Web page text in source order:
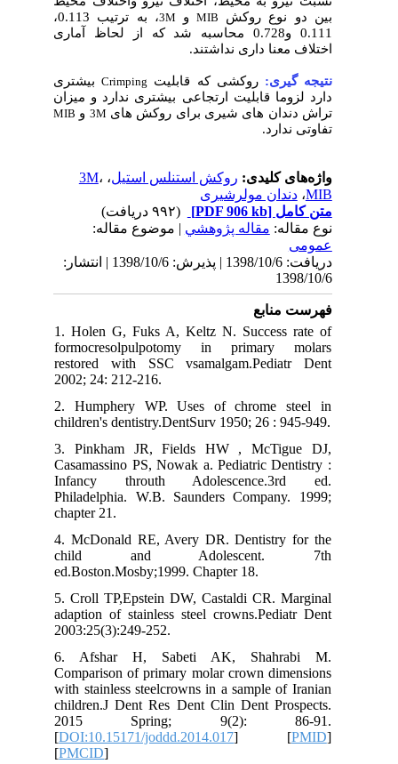
بین دو نوع روکش MIBو3M
، به ترتیب 0.113،
0.111 و0.728 محاسبه شد که از لحاظ آماری
اختلاف معنا داری نداشتند.
نتیجه گیری: روکشی که قابلیتCrimpingبیشتری
دارد لزوما قابلیت ارتجاعی بیشتری ندارد و میزان
تراش دندان های شیری برای روکش های3Mو MIB
تفاوتی ندارد.
واژه‌های کلیدی:روکش استنلس استیل، 3M،
MIB،دندان مولرشیری
متن کامل[PDF 906 kb]
نوع مقاله:مقاله پژوهشي| موضوع مقاله:
عمومى
دریافت: 1398/10/6 | پذیرش: 1398/10/6 | انتشار:
1398/10/6
فهرست منابع
1. Holen G, Fuks A, Keltz N. Success rate of
formocresolpulpotomy in primary molars
restored with SSC vsamalgam.Pediatr Dent
2002; 24: 212-216.
2. Humphery WP. Uses of chrome steel in
children's dentistry.DentSurv 1950; 26 : 945-949.
3. Pinkham JR, Fields HW , McTigue DJ,
Casamassino PS, Nowak a. Pediatric Dentistry :
Infancy throuth Adolescence.3rd ed.
Philadelphia. W.B. Saunders Company. 1999;
chapter 21.
4. McDonald RE, Avery DR. Dentistry for the
child and Adolescent. 7th
ed.Boston.Mosby;1999. Chapter 18.
5. Croll TP,Epstein DW, Castaldi CR. Marginal
adaption of stainless steel crowns.Pediatr Dent
2003:25(3):249-252.
6. Afshar H, Sabeti AK, Shahrabi M.
Comparison of primary molar crown dimensions
with stainless steelcrowns in a sample of Iranian
children.J Dent Res Dent Clin Dent Prospects.
2015 Spring; 9(2): 86-91.
[DOI:10.15171/joddd.2014.017 ] [PMID
[PMCID